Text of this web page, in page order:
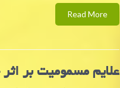
Read More
علایم مسمومیت بر